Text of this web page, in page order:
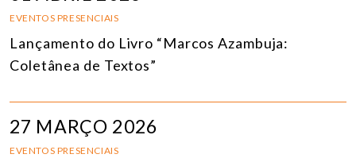
EVENTOS PRESENCIAIS
Lançamento do Livro “Marcos Azambuja:
Coletânea de Textos”
27 MARÇO 2026
EVENTOS PRESENCIAIS